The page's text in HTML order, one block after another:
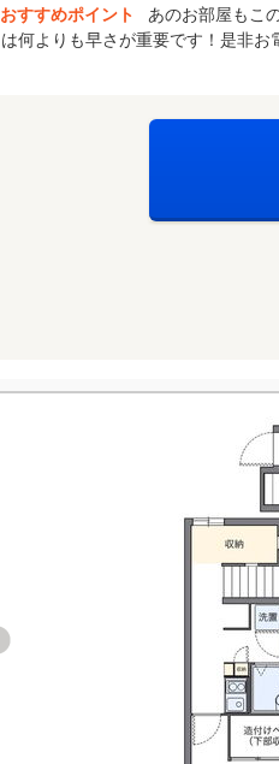
おすすめポイント
あのお部屋もこ
は何よりも早さが重要です！是非